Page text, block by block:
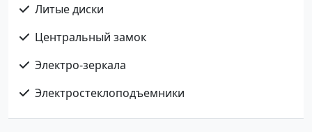
Литые диски
Центральный замок
Электро-зеркала
Электростеклоподъемники